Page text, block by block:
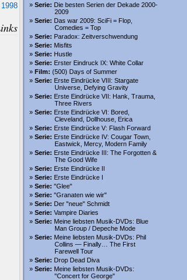
Serie: Die besten Serien der Dekade 2000-
2009
Serie: Das war 2009: SciFi = Flop,
Comedies = Top
Serie: Paradox: Zeitverschwendung
Serie: Misfits
Serie: Hustle
Serie: Erster Eindruck IX: White Collar
Film: (500) Days of Summer
Serie: Erste Eindrücke VIII: Stargate
Universe, Defying Gravity
Serie: Erste Eindrücke VII: Hank, Trauma,
Three Rivers
Serie: Erste Eindrücke VI: Bored,
Cleveland, Dollhouse, Erica
Serie: Erste Eindrücke V: Flash Forward
Serie: Erste Eindrücke IV: Cougar Town,
Eastwick, Mercy, Modern Family
Serie: Erste Eindrücke III: The Forgotten &
The Good Wife
Serie: Erste Eindrücke II
Serie: Erste Eindrücke I
Serie: "Glee"
Serie: "Granaten wie wir"
Serie: Der "neue" Schmidt
Serie: Vampire Diaries
Serie: Meine liebsten Musik-DVDs: Blue
Man Group / Depeche Mode
Serie: Meine liebsten Musik-DVDs: Phil
Collins — Finally… The First
Farewell Tour
Serie: Drop Dead Diva
Serie: Meine liebsten Musik-DVDs:
"Concert for George"
1998